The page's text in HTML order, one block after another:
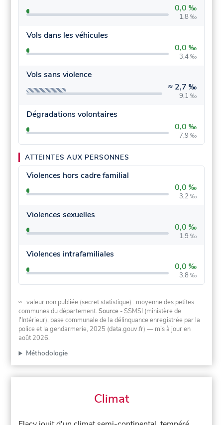
0,0 ‰
1,8 ‰
Vols dans les véhicules
0,0 ‰
3,4 ‰
Vols sans violence
≈ 2,7 ‰
9,1 ‰
Dégradations volontaires
0,0 ‰
7,9 ‰
ATTEINTES AUX PERSONNES
Violences hors cadre familial
0,0 ‰
3,2 ‰
Violences sexuelles
0,0 ‰
1,9 ‰
Violences intrafamiliales
0,0 ‰
3,8 ‰
≈ : valeur non publiée (secret statistique) : moyenne des petites
communes du département.Source - SSMSI (ministère de
l'Intérieur), base communale de la délinquance enregistrée par la
police et la gendarmerie, 2025 (data.gouv.fr) — mis à jour en
août 2026.
Méthodologie
Climat